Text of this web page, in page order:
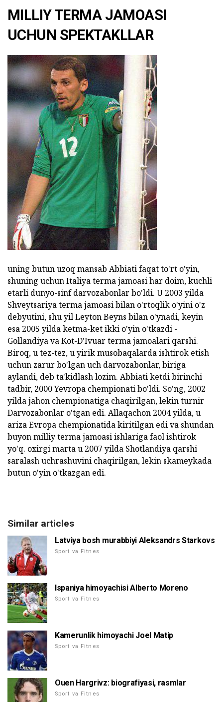
MILLIY TERMA JAMOASI
UCHUN SPEKTAKLLAR
uning butun uzoq mansab Abbiati faqat to'rt o'yin,
shuning uchun Italiya terma jamoasi har doim, kuchli
etarli dunyo-sinf darvozabonlar bo'ldi. U 2003 yilda
Shveytsariya terma jamoasi bilan o'rtoqlik o'yini o'z
debyutini, shu yil Leyton Beyns bilan o'ynadi, keyin
esa 2005 yilda ketma-ket ikki o'yin o'tkazdi -
Gollandiya va Kot-D'Ivuar terma jamoalari qarshi.
Biroq, u tez-tez, u yirik musobaqalarda ishtirok etish
uchun zarur bo'lgan uch darvozabonlar, biriga
aylandi, deb ta'kidlash lozim. Abbiati ketdi birinchi
tadbir, 2000 Yevropa chempionati bo'ldi. So'ng, 2002
yilda jahon chempionatiga chaqirilgan, lekin turnir
Darvozabonlar o'tgan edi. Allaqachon 2004 yilda, u
ariza Evropa chempionatida kiritilgan edi va shundan
buyon milliy terma jamoasi ishlariga faol ishtirok
yo'q. oxirgi marta u 2007 yilda Shotlandiya qarshi
saralash uchrashuvini chaqirilgan, lekin skameykada
butun o'yin o'tkazgan edi.
Similar articles
Latviya bosh murabbiyi Aleksandrs Starkovs
Sport va Fitnes
Ispaniya himoyachisi Alberto Moreno
Sport va Fitnes
Kamerunlik himoyachi Joel Matip
Sport va Fitnes
Ouen Hargrivz: biografiyasi, rasmlar
Sport va Fitnes